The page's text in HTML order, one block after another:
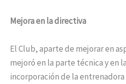
Mejora en la directiva
El Club, aparte de mejorar en
mejoró en la parte técnica y en
incorporación de la